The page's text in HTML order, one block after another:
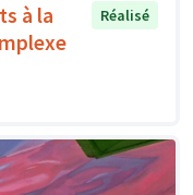
à la
Réalisé